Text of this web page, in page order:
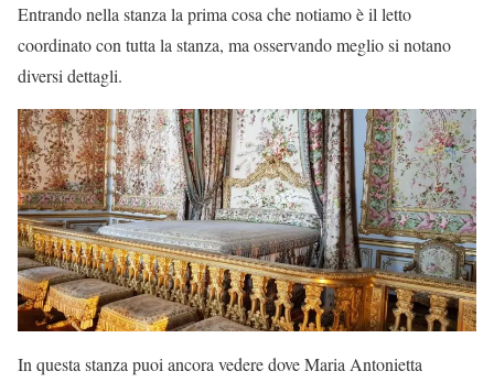
Entrando nella stanza la prima cosa che notiamo è il letto
coordinato con tutta la stanza, ma osservando meglio si notano
diversi dettagli.
In questa stanza puoi ancora vedere dove Maria Antonietta